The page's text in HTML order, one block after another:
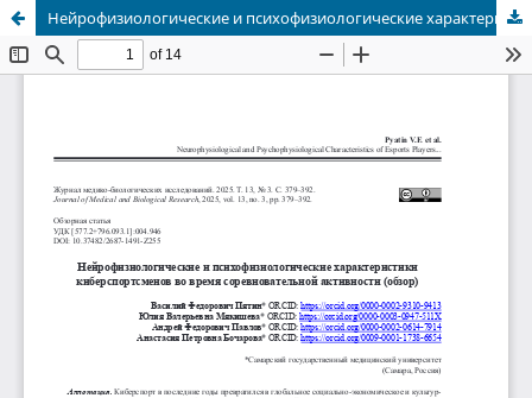
Нейрофизиологические и психофизиологические характеристики киберспортсменов во время соревновательной активности (обзор)